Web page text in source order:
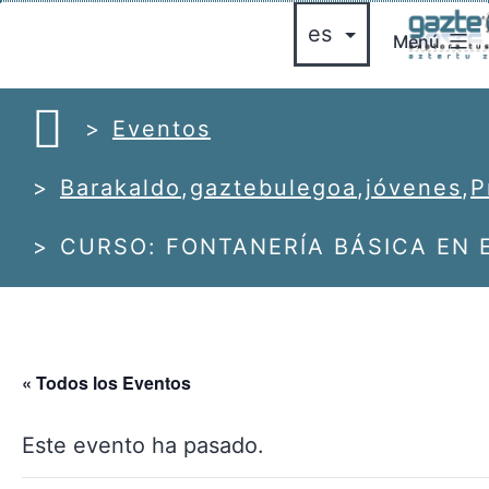
contenido
gazte
Menú
Eventos
Barakaldo , gaztebulegoa , jóvenes,
CURSO: FONTANERÍA BÁSICA EN
« Todos los Eventos
Este evento ha pasado.